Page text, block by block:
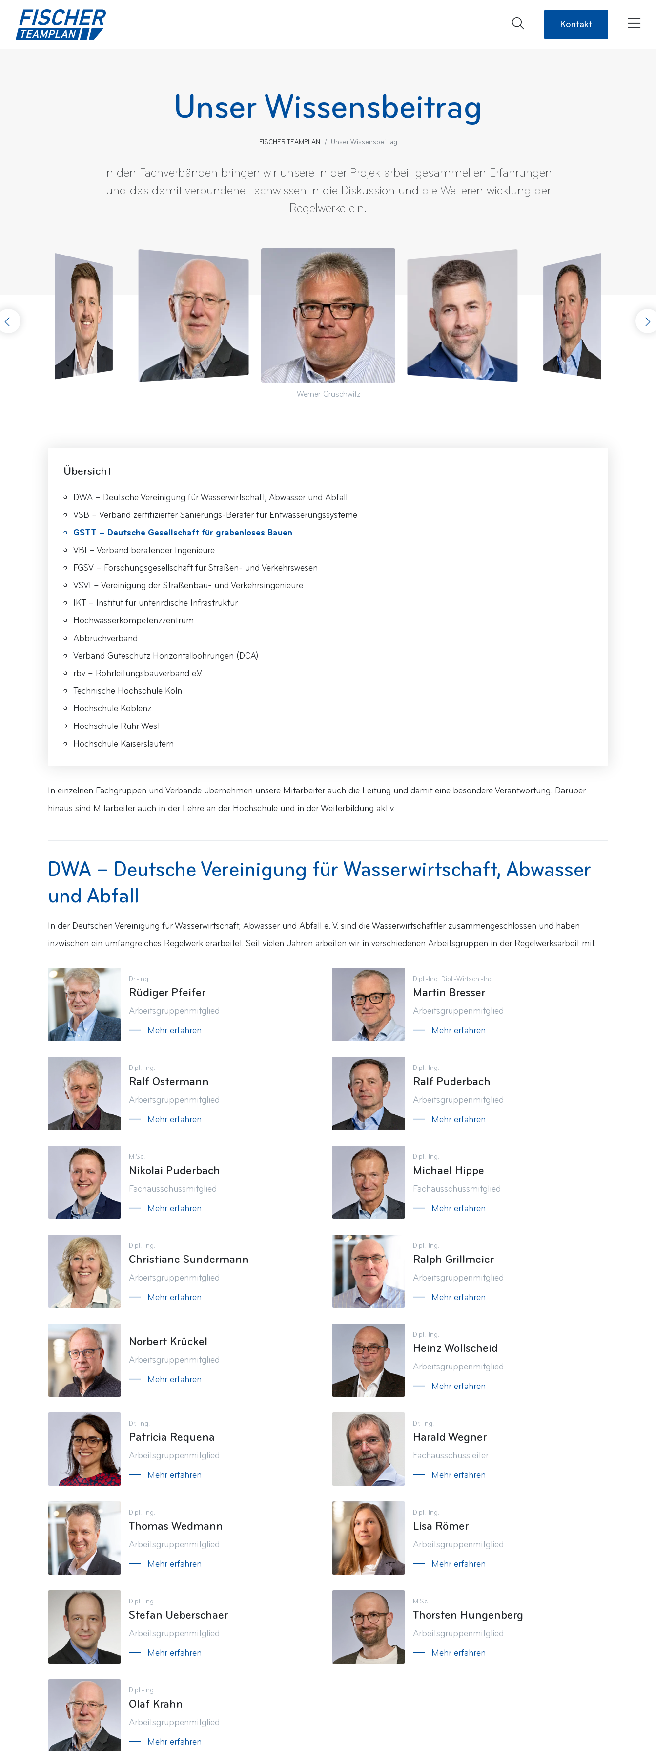
Kontakt
Unser Wissensbeitrag
FISCHER TEAMPLAN Unser Wissensbeitrag
In den Fachverbänden bringen wir unsere in der Projektarbeit gesammelten Erfahrungen
und das damit verbundene Fachwissen in die Diskussion und die Weiterentwicklung der
Regelwerke ein.
Werner Gruschwitz
In einzelnen Fachgruppen und Verbände übernehmen unsere Mitarbeiter auch die Leitung und damit eine besondere Verantwortung. Darüber
hinaus sind Mitarbeiter auch in der Lehre an der Hochschule und in der Weiterbildung aktiv.
DWA – Deutsche Vereinigung für Wasserwirtschaft, Abwasser
und Abfall
In der Deutschen Vereinigung für Wasserwirtschaft, Abwasser und Abfall e. V. sind die Wasserwirtschaftler zusammengeschlossen und haben
inzwischen ein umfangreiches Regelwerk erarbeitet. Seit vielen Jahren arbeiten wir in verschiedenen Arbeitsgruppen in der Regelwerksarbeit mit.
Dr.-Ing.
Rüdiger Pfeifer
Arbeitsgruppenmitglied
Mehr erfahren
Dipl.-Ing.
Ralf Ostermann
Arbeitsgruppenmitglied
Mehr erfahren
M.Sc.
Nikolai Puderbach
Fachausschussmitglied
Mehr erfahren
Dipl.-Ing.
Christiane Sundermann
Arbeitsgruppenmitglied
Mehr erfahren
Norbert Krückel
Arbeitsgruppenmitglied
Mehr erfahren
Dr.-Ing.
Patricia Requena
Arbeitsgruppenmitglied
Mehr erfahren
Dipl.-Ing.
Thomas Wedmann
Arbeitsgruppenmitglied
Mehr erfahren
Dipl.-Ing.
Stefan Ueberschaer
Arbeitsgruppenmitglied
Mehr erfahren
Dipl.-Ing.
Olaf Krahn
Arbeitsgruppenmitglied
Mehr erfahren
Dipl.-Ing. Dipl.-Wirtsch.-Ing.
Martin Bresser
Arbeitsgruppenmitglied
Mehr erfahren
Dipl.-Ing.
Ralf Puderbach
Arbeitsgruppenmitglied
Mehr erfahren
Dipl.-Ing.
Michael Hippe
Fachausschussmitglied
Mehr erfahren
Dipl.-Ing.
Ralph Grillmeier
Arbeitsgruppenmitglied
Mehr erfahren
Dipl.-Ing.
Heinz Wollscheid
Arbeitsgruppenmitglied
Mehr erfahren
Dr.-Ing.
Harald Wegner
Fachausschussleiter
Mehr erfahren
Dipl.-Ing.
Lisa Römer
Arbeitsgruppenmitglied
Mehr erfahren
M.Sc.
Thorsten Hungenberg
Arbeitsgruppenmitglied
Mehr erfahren
Übersicht
DWA – Deutsche Vereinigung für Wasserwirtschaft, Abwasser und Abfall
VSB – Verband zertifizierter Sanierungs-Berater für Entwässerungssysteme
GSTT – Deutsche Gesellschaft für grabenloses Bauen
VBI – Verband beratender Ingenieure
FGSV – Forschungsgesellschaft für Straßen- und Verkehrswesen
VSVI – Vereinigung der Straßenbau- und Verkehrsingenieure
IKT – Institut für unterirdische Infrastruktur
Hochwasserkompetenzzentrum
Abbruchverband
Verband Güteschutz Horizontalbohrungen (DCA)
rbv – Rohrleitungsbauverband e.V.
Technische Hochschule Köln
Hochschule Koblenz
Hochschule Ruhr West
Hochschule Kaiserslautern